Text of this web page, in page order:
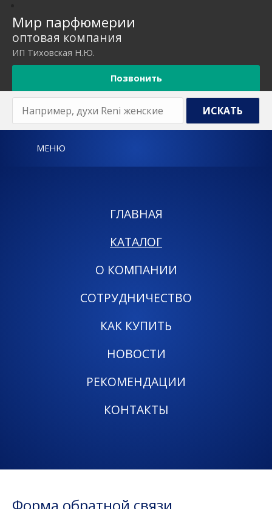
Мир парфюмерии
оптовая компания
ИП Тиховская Н.Ю.
Позвонить
МЕНЮ
ГЛАВНАЯ
КАТАЛОГ
О КОМПАНИИ
СОТРУДНИЧЕСТВО
КАК КУПИТЬ
НОВОСТИ
РЕКОМЕНДАЦИИ
КОНТАКТЫ